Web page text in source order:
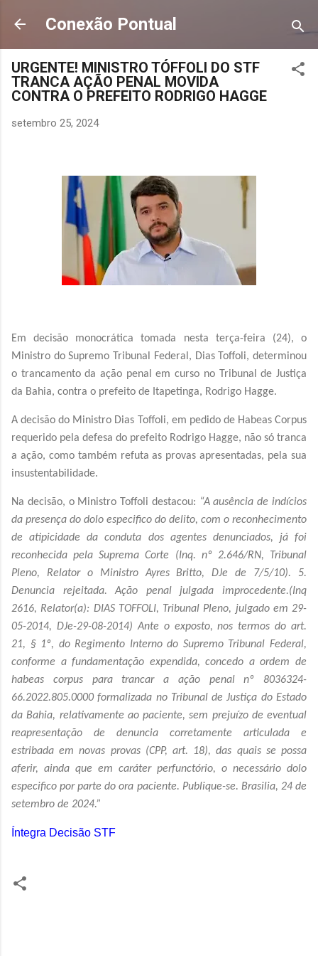
Pular para o conteúdo principal
Conexão Pontual
URGENTE! MINISTRO TÓFFOLI DO STF
TRANCA AÇÃO PENAL MOVIDA
CONTRA O PREFEITO RODRIGO HAGGE
setembro 25, 2024
Em decisão monocrática tomada nesta terça-feira (24), o
Ministro do Supremo Tribunal Federal, Dias Toffoli, determinou
o trancamento da ação penal em curso no Tribunal de Justiça
da Bahia, contra o prefeito de Itapetinga, Rodrigo Hagge.
A decisão do Ministro Dias Toffoli, em pedido de Habeas Corpus
requerido pela defesa do prefeito Rodrigo Hagge, não só tranca
a ação, como também refuta as provas apresentadas, pela sua
insustentabilidade.
Na decisão, o Ministro Toffoli destacou: “A ausência de indícios
da presença do dolo especifico do delito, com o reconhecimento
de atipicidade da conduta dos agentes denunciados, já foi
reconhecida pela Suprema Corte (Inq. nº 2.646/RN, Tribunal
Pleno, Relator o Ministro Ayres Britto, DJe de 7/5/10). 5.
Denuncia rejeitada. Ação penal julgada improcedente.(Inq
2616, Relator(a): DIAS TOFFOLI, Tribunal Pleno, julgado em 29-
05-2014, DJe-29-08-2014) Ante o exposto, nos termos do art.
21, § 1º, do Regimento Interno do Supremo Tribunal Federal,
conforme a fundamentação expendida, concedo a ordem de
habeas corpus para trancar a ação penal nº 8036324-
66.2022.805.0000 formalizada no Tribunal de Justiça do Estado
da Bahia, relativamente ao paciente, sem prejuízo de eventual
reapresentação de denuncia corretamente articulada e
estribada em novas provas (CPP, art. 18), das quais se possa
aferir, ainda que em caráter perfunctório, o necessário dolo
especifico por parte do ora paciente. Publique-se. Brasilia, 24 de
setembro de 2024.”
Íntegra Decisão STF